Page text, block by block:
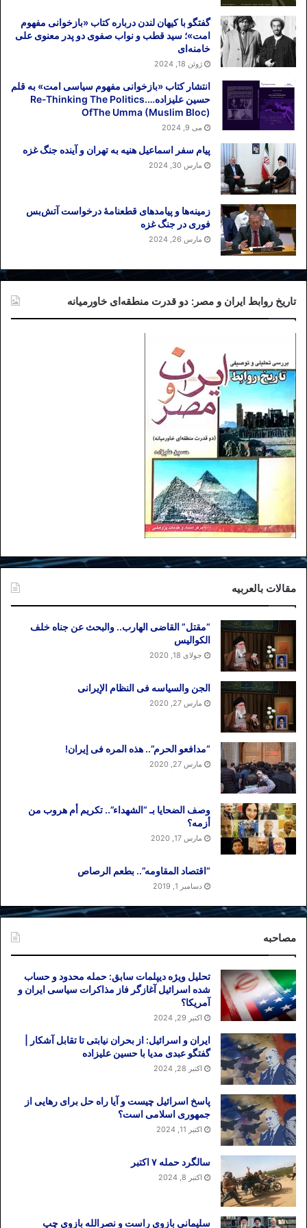
گفتگو با کیهان لندن درباره کتاب «بازخوانی مفهوم
امت»؛ سید قطب و نواب صفوی دو پدر معنوی علی
خامنه‌ای
ژوئن 18, 2024
انتشار کتاب «بازخوانی مفهوم سیاسی امت» به قلم
حسین علیزاده….Re-Thinking The Politics
OfThe Umma (Muslim Bloc)
می 9, 2024
پیام سفر اسماعیل هنیه به تهران و آینده جنگ غزه
مارس 30, 2024
زمینه‌ها و پیامدهای قطعنامهٔ درخواست آتش‌بس
فوری در جنگ غزه
مارس 26, 2024
تاریخ روابط ایران و مصر: دو قدرت منطقه‌ای خاورمیانه
مقالات بالعربیه
“مقتل” القاضی الهارب.. والبحث عن جناه خلف
الکوالیس
جولای 18, 2020
الجن والسیاسه فی النظام اﻹیرانی
مارس 27, 2020
“مدافعو الحرم”.. هذه المره فی إیران!
مارس 27, 2020
وصف الضحایا بـ “الشهداء”.. تکریم أم هروب من
أزمه؟
مارس 17, 2020
“اقتصاد المقاومه”.. بطعم الرصاص
دسامبر 1, 2019
مصاحبه
تحلیل ویژه دیپلمات سابق: حمله محدود و حساب
شده اسرائیل آغازگر فاز مذاکرات سیاسی ایران و
آمریکا؟
اکتبر 29, 2024
ایران و اسرائیل: از بحران نیابتی تا تقابل آشکار |
گفتگو عبدی مدیا با حسین علیزاده
اکتبر 28, 2024
پاسخ اسرائیل چیست و آیا راه حل برای رهایی از
جمهوری اسلامی است؟
اکتبر 11, 2024
سالگرد حمله ۷ اکتبر
اکتبر 8, 2024
سلیمانی بازوی راست و نصرالله بازوی چپ